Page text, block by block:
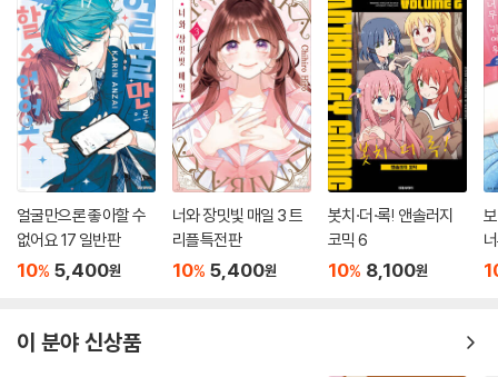
얼굴만으론 좋아할 수
없어요 17 일반판
10% 5,400원
너와 장밋빛 매일 3 트
리플특전판
10% 5,400원
봇치·더·록! 앤솔러지
코믹 6
10% 8,100원
이 분야 신상품